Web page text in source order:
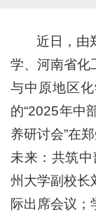
近日，由
学、河南省化
与中原地区
的“2025年中
养研讨会”在
未来：共筑
州大学副校长
际出席会议；